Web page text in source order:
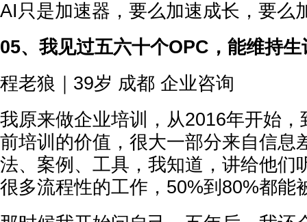
AI只是加速器，要么加速成长，要么
05、我见过五六十个OPC，能维持
程老狼｜39岁 成都 企业咨询
我原来做企业培训，从2016年开始
前培训的价值，很大一部分来自信息
法、案例、工具，我知道，讲给他们
很多流程性的工作，50%到80%都能